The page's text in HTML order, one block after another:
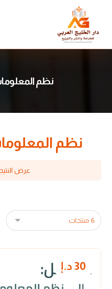
نظم
نظم
عرض
30 د.إ